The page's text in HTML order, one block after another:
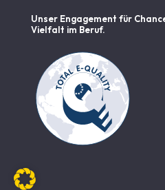
Unser Engagement für
Vielfalt im Beruf.